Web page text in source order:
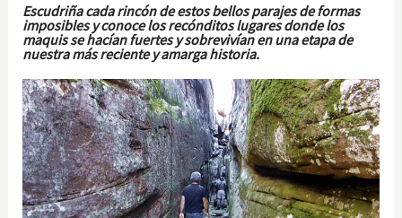
Escudriña cada rincón de estos bellos parajes de formas
imposibles y conoce los recónditos lugares donde los
maquis se hacían fuertes y sobrevivían en una etapa de
nuestra más reciente y amarga historia.